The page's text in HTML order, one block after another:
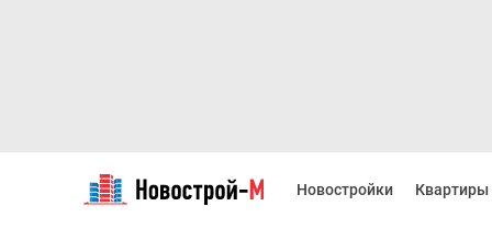
Новостройки Квартиры